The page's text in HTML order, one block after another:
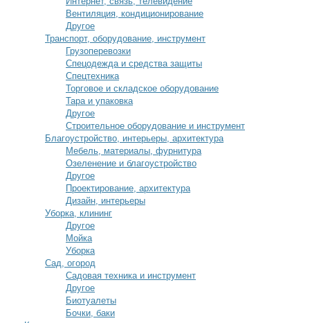
Вентиляция, кондиционирование
Другое
Транспорт, оборудование, инструмент
Грузоперевозки
Спецодежда и средства защиты
Спецтехника
Торговое и складское оборудование
Тара и упаковка
Другое
Строительное оборудование и инструмент
Благоустройство, интерьеры, архитектура
Мебель, материалы, фурнитура
Озеленение и благоустройство
Другое
Проектирование, архитектура
Дизайн, интерьеры
Уборка, клининг
Другое
Мойка
Уборка
Сад, огород
Садовая техника и инструмент
Другое
Биотуалеты
Бочки, баки